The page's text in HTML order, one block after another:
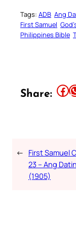
Tags: ADB Ang
First Samuel
Philippines Bible
Share: Share this article on Facebook Share this article on WhatsApp
← First Samuel
23 – Ang
(1905)